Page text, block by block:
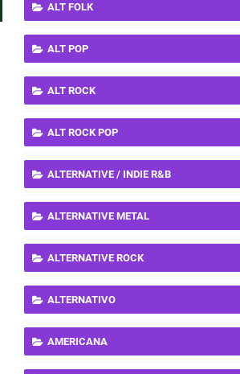
ALT FOLK
ALT POP
ALT ROCK
ALT ROCK POP
ALTERNATIVE / INDIE R&B
ALTERNATIVE METAL
ALTERNATIVE ROCK
ALTERNATIVO
AMERICANA